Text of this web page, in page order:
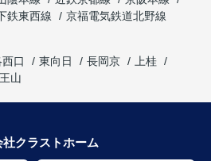
鉄東西線
京福電気鉄道北野線
口 東向日 長岡京
上桂
山
社クラストホーム